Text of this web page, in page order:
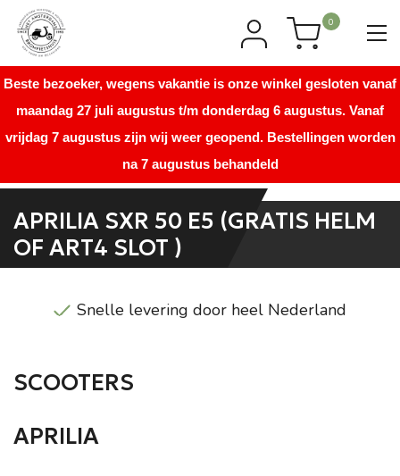
Beste bezoeker, wegens vakantie is onze winkel gesloten vanaf
maandag 27 juli augustus t/m donderdag 6 augustus. Vanaf
vrijdag 7 augustus zijn wij weer geopend. Bestellingen worden
na 7 augustus behandeld
0
APRILIA SXR 50 E5 (GRATIS HELM
OF ART4 SLOT )
Snelle levering door heel Nederland
SCOOTERS
APRILIA